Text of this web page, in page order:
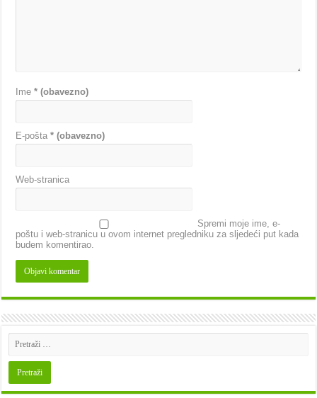
Ime* (obavezno)
E-pošta* (obavezno)
Web-stranica
Spremi moje ime, e-
poštu i web-stranicu u ovom internet pregledniku za sljedeći put kada
budem komentirao.